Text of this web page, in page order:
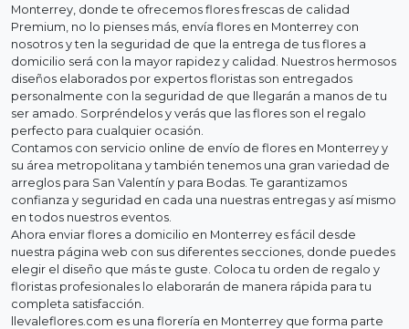
Monterrey, donde te ofrecemos flores frescas de calidad
Premium, no lo pienses más, envía flores en Monterrey con
nosotros y ten la seguridad de que la entrega de tus flores a
domicilio será con la mayor rapidez y calidad. Nuestros hermosos
diseños elaborados por expertos floristas son entregados
personalmente con la seguridad de que llegarán a manos de tu
ser amado. Sorpréndelos y verás que las flores son el regalo
perfecto para cualquier ocasión.
Contamos con servicio online de envío de flores en Monterrey y
su área metropolitana y también tenemos una gran variedad de
arreglos para San Valentín y para Bodas. Te garantizamos
confianza y seguridad en cada una nuestras entregas y así mismo
en todos nuestros eventos.
Ahora enviar flores a domicilio en Monterrey es fácil desde
nuestra página web con sus diferentes secciones, donde puedes
elegir el diseño que más te guste. Coloca tu orden de regalo y
floristas profesionales lo elaborarán de manera rápida para tu
completa satisfacción.
llevaleflores.com es una florería en Monterrey que forma parte